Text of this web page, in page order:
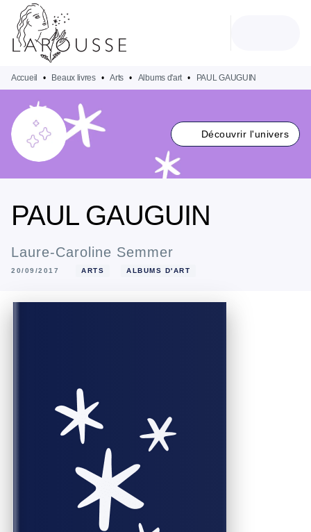
MENU
PIED DE PAGE
Accueil • Beaux livres • Arts • Albums d'art • PAUL GAUGUIN
Découvrir l'univers
PAUL GAUGUIN
Laure-Caroline Semmer
20/09/2017 ARTS ALBUMS D'ART